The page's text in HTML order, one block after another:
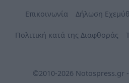
Επικοινωνία Δήλωση
Πολιτική κατά της Διαφθοράς
©2010-2026 Notospress.gr